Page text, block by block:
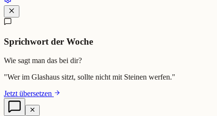
Sprichwort der Woche
Wie sagt man das bei dir?
"Wer im Glashaus sitzt, sollte nicht mit Steinen werfen."
Jetzt übersetzen